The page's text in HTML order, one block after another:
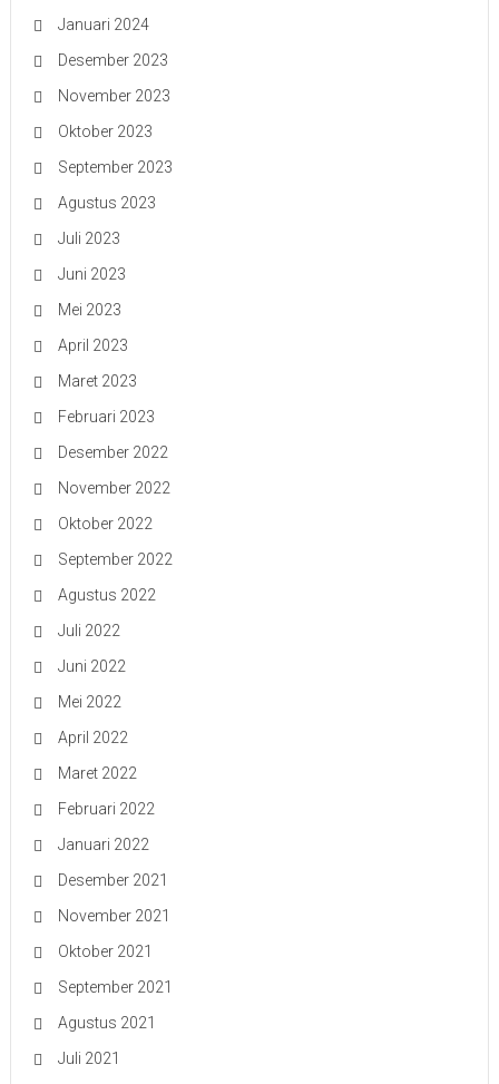
Januari 2024
Desember 2023
November 2023
Oktober 2023
September 2023
Agustus 2023
Juli 2023
Juni 2023
Mei 2023
April 2023
Maret 2023
Februari 2023
Desember 2022
November 2022
Oktober 2022
September 2022
Agustus 2022
Juli 2022
Juni 2022
Mei 2022
April 2022
Maret 2022
Februari 2022
Januari 2022
Desember 2021
November 2021
Oktober 2021
September 2021
Agustus 2021
Juli 2021